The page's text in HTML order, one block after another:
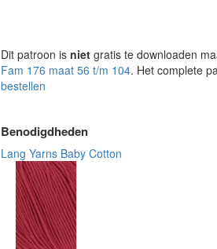
Dit patroon is niet gratis te downloaden
Fam 176 maat 56 t/m 104. Het complete
bestellen
Benodigdheden
Lang Yarns Baby Cotton